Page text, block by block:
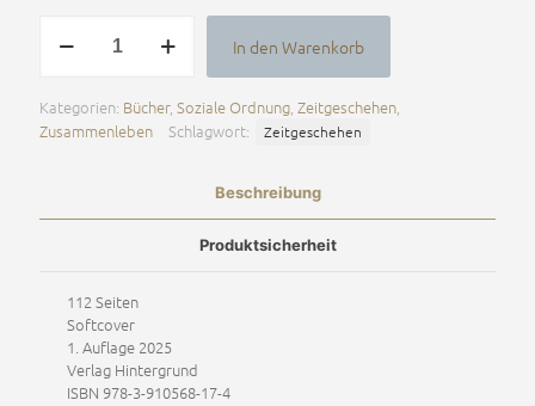
GERMANY
In den Warenkorb
Alternative:
Kategorien: Bücher, Soziale Ordnung, Zeitgeschehen,
Zusammenleben
Schlagwort: Zeitgeschehen
Beschreibung
Produktsicherheit
112 Seiten
Softcover
1. Auflage 2025
Verlag Hintergrund
ISBN 978-3-910568-17-4